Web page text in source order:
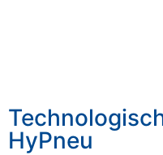
HyPneu